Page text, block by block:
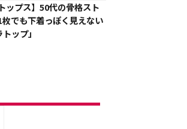
ップス】50代の骨格スト
枚でも下着っぽく見えない
ップ」